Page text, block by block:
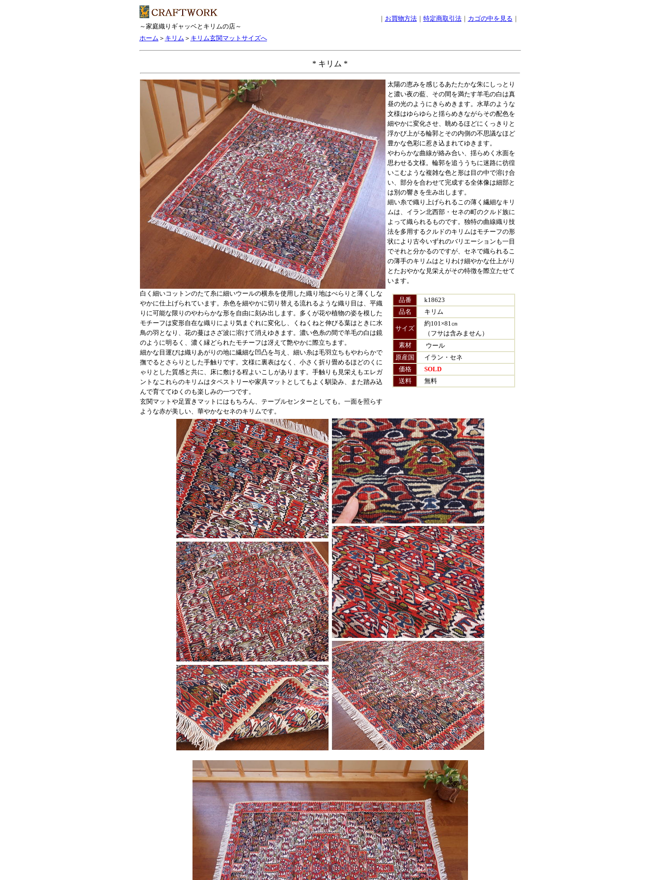
～家庭織りギャッベとキリムの店～
｜ お買物方法｜ 特定商取引法｜ カゴの中を見る ｜
ホーム ＞ キリム ＞ キリム玄関マットサイズへ
* キリム *
白く細いコットンのたて糸に細いウールの横糸を使用した織り地はぺらりと薄くしな
やかに仕上げられています。糸色を細やかに切り替える流れるような織り目は、平織
りに可能な限りのやわらかな形を自由に刻み出します。 多くが花や植物の姿を模した
モチーフは変形自在な織りにより気まぐれに変化し、くねくねと伸びる葉はときに水
鳥の羽となり、花の蔓はさざ波に溶けて消えゆきます。濃い色糸の間で羊毛の白は鏡
のように明るく、濃く縁どられたモチーフは冴えて艶やかに際立ちます。
細かな目運びは織りあがりの地に繊細な凹凸を与え、細い糸は毛羽立ちもやわらかで
撫でるとさらりとした手触りです。文様に裏表はなく、小さく折り畳めるほどのくに
ゃりとした質感と共に、床に敷ける程よいこしがあります。手触りも見栄えもエレガ
ントなこれらのキリムはタペストリーや家具マットとしてもよく馴染み、また踏み込
んで育ててゆくのも楽しみの一つです。
玄関マットや足置きマットにはもちろん、テーブルセンターとしても。一面を照らす
ような赤が美しい、華やかなセネのキリムです。
太陽の恵みを感じるあたたかな朱にしっとり
と濃い夜の藍、その間を満たす羊毛の白は真
昼の光のようにきらめきます。水草のような
文様はゆらゆらと揺らめきながらその配色を
細やかに変化させ、眺めるほどにくっきりと
浮かび上がる輪郭とその内側の不思議なほど
豊かな色彩に惹き込まれてゆきます。
やわらかな曲線が絡み合い、揺らめく水面を
思わせる文様。輪郭を追ううちに迷路に彷徨
いこむような複雑な色と形は目の中で溶け合
い、部分を合わせて完成する全体像は細部と
は別の響きを生み出します。
細い糸で織り上げられるこの薄く繊細なキリ
ムは、イラン北西部・セネの町のクルド族に
よって織られるものです。独特の曲線織り技
法を多用するクルドのキリムはモチーフの形
状により古今いずれのバリエーションも一目
でそれと分かるのですが、セネで織られるこ
の薄手のキリムはとりわけ細やかな仕上がり
とたおやかな見栄えがその特徴を際立たせて
います。
品番
k18623
品名
キリム
サイズ
約101×81㎝
（フサは含みません）
素材
ウール
原産国
イラン・セネ
価格
SOLD
送料
無料